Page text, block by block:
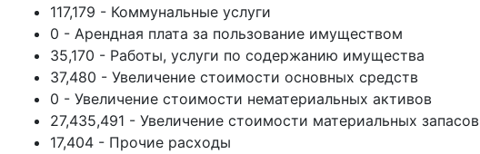
117,179 - Коммунальные услуги
0 - Арендная плата за пользование имуществом
35,170 - Работы, услуги по содержанию имущества
37,480 - Увеличение стоимости основных средств
0 - Увеличение стоимости нематериальных активов
27,435,491 - Увеличение стоимости материальных запасов
17,404 - Прочие расходы